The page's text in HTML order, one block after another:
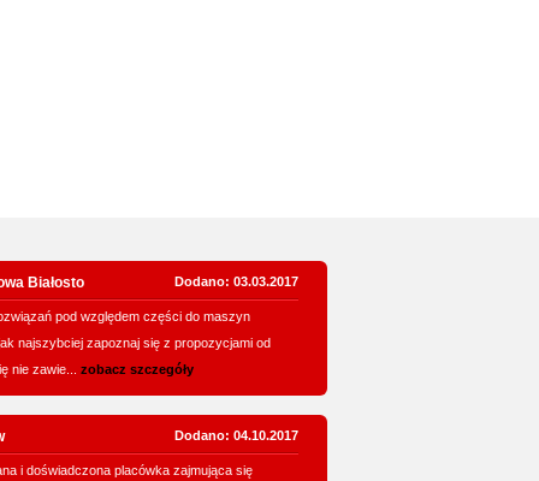
Białosto Dodano: 03.03.2017
pod względem części do maszyn
najszybciej zapoznaj się z propozycjami od
nie zawie... zobacz szczegóły
Dodano: 04.10.2017
i doświadczona placówka zajmująca się